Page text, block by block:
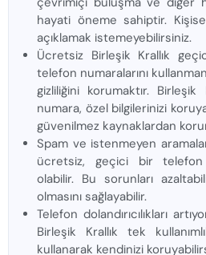
hayati öneme sahiptir.
açıklamak istemeyebilirsiniz.
Ücretsiz Birleşik Krallık
telefon numaralarını
gizliliğini korumaktır.
numara, özel bilgilerinizi
güvenilmez kaynaklardan
Spam ve istenmeyen
ücretsiz, geçici bir telefon
olabilir. Bu sorunları
olmasını sağlayabilir.
Telefon dolandırıcılıkları
Birleşik Krallık tek
kullanarak kendinizi